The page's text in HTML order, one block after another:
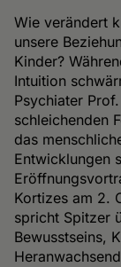
Wie verändert
unsere
Kinder?
Intuition
Psychiater
schleichenden
das
Entwicklungen
Kortizes am 2.
spricht Spitzer
Bewusstseins,